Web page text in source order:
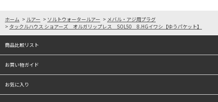
ホーム > ルアー > ソルトウォータールアー > メバル・アジ用プラグ
> タックルハウス ショアーズ オルガリップレス SOL50 8.HGイワシ【ゆうパケット】
商品比較リスト
お買い物ガイド
お気に入り